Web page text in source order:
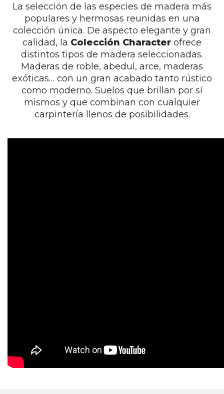
La selección de las especies de madera más
populares y hermosas reunidas en una
colección única. De aspecto elegante y gran
calidad, la Colección Character ofrece
distintos tipos de madera seleccionadas.
Maderas de roble, abedul, arce, maderas
exóticas… con un gran acabado tanto rústico
como moderno. Suelos que brillan por sí
mismos y que combinan con cualquier
carpintería llenos de posibilidades.